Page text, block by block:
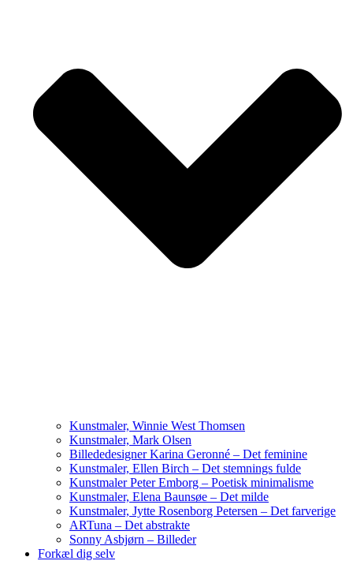
Kunstmaler, Winnie West Thomsen
Kunstmaler, Mark Olsen
Billededesigner Karina Geronné – Det feminine
Kunstmaler, Ellen Birch – Det stemnings fulde
Kunstmaler Peter Emborg – Poetisk minimalisme
Kunstmaler, Elena Baunsøe – Det milde
Kunstmaler, Jytte Rosenborg Petersen – Det farverige
ARTuna – Det abstrakte
Sonny Asbjørn – Billeder
Forkæl dig selv